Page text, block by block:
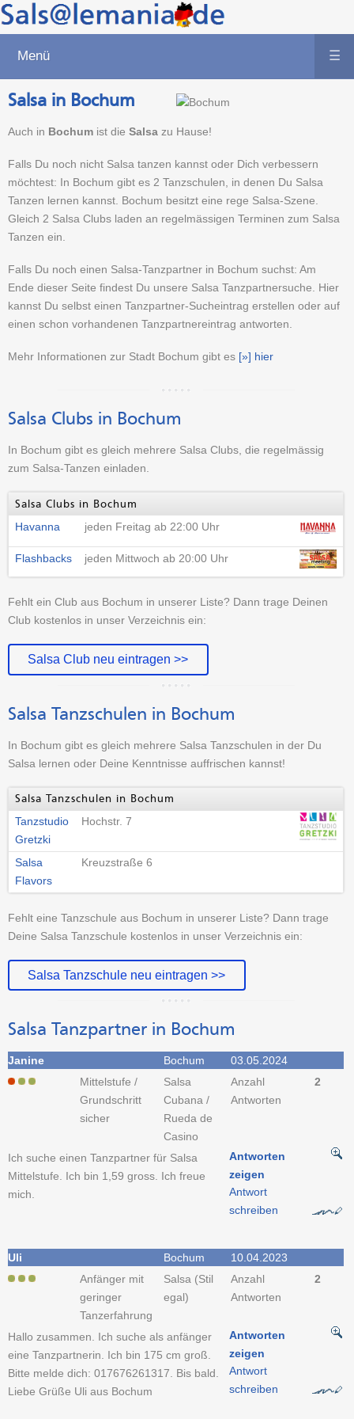
Menü ☰
Salsa in Bochum
Auch in Bochum ist die Salsa zu Hause!
Falls Du noch nicht Salsa tanzen kannst oder Dich verbessern
möchtest: In Bochum gibt es 2 Tanzschulen, in denen Du Salsa
Tanzen lernen kannst. Bochum besitzt eine rege Salsa-Szene.
Gleich 2 Salsa Clubs laden an regelmässigen Terminen zum Salsa
Tanzen ein.
Falls Du noch einen Salsa-Tanzpartner in Bochum suchst: Am
Ende dieser Seite findest Du unsere Salsa Tanzpartnersuche. Hier
kannst Du selbst einen Tanzpartner-Sucheintrag erstellen oder auf
einen schon vorhandenen Tanzpartnereintrag antworten.
Mehr Informationen zur Stadt Bochum gibt es [»] hier
Salsa Clubs in Bochum
In Bochum gibt es gleich mehrere Salsa Clubs, die regelmässig
zum Salsa-Tanzen einladen.
Salsa Clubs in Bochum
Havanna jeden Freitag ab 22:00 Uhr
Flashbacks jeden Mittwoch ab 20:00 Uhr
Fehlt ein Club aus Bochum in unserer Liste? Dann trage Deinen
Club kostenlos in unser Verzeichnis ein:
Salsa Club neu eintragen >>
Salsa Tanzschulen in Bochum
In Bochum gibt es gleich mehrere Salsa Tanzschulen in der Du
Salsa lernen oder Deine Kenntnisse auffrischen kannst!
Salsa Tanzschulen in Bochum
Tanzstudio
Gretzki
Hochstr. 7
Salsa
Flavors
Kreuzstraße 6
Fehlt eine Tanzschule aus Bochum in unserer Liste? Dann trage
Deine Salsa Tanzschule kostenlos in unser Verzeichnis ein:
Salsa Tanzschule neu eintragen >>
Salsa Tanzpartner in Bochum
Janine Bochum
03.05.2024
Mittelstufe /
Grundschritt
sicher
Salsa
Cubana /
Rueda de
Casino
Anzahl
Antworten
2
Ich suche einen Tanzpartner für Salsa
Mittelstufe. Ich bin 1,59 gross. Ich freue
mich.
Antworten
zeigen
Antwort
schreiben
Uli Bochum
10.04.2023
Anfänger mit
geringer
Tanzerfahrung
Salsa (Stil
egal)
Anzahl
Antworten
2
Hallo zusammen. Ich suche als anfänger
eine Tanzpartnerin. Ich bin 175 cm groß.
Bitte melde dich: 017676261317. Bis bald.
Liebe Grüße Uli aus Bochum
Antworten
zeigen
Antwort
schreiben